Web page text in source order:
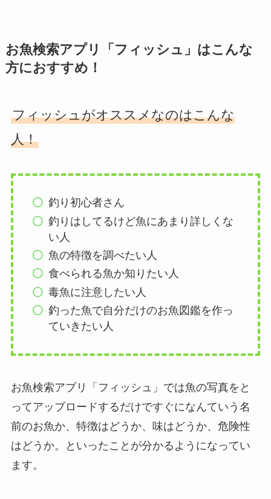
お魚検索アプリ「フィッシュ」はこんな
方におすすめ！
フィッシュがオススメなのはこんな
人！
釣り初心者さん
釣りはしてるけど魚にあまり詳しくな
い人
魚の特徴を調べたい人
食べられる魚か知りたい人
毒魚に注意したい人
釣った魚で自分だけのお魚図鑑を作っ
ていきたい人
お魚検索アプリ「フィッシュ」では魚の写真をと
ってアップロードするだけですぐになんていう名
前のお魚か、特徴はどうか、味はどうか、危険性
はどうか。といったことが分かるようになってい
ます。